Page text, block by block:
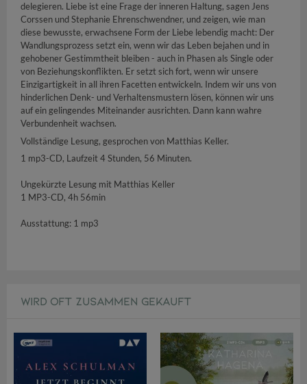
delegieren. Liebe ist eine Frage der inneren Haltung, sagen Jens
Corssen und Stephanie Ehrenschwendner, und zeigen, wie man
diese bewusste, erwachsene Form der Liebe lebendig macht: Der
Wandlungsprozess setzt ein, wenn wir das Leben bejahen und in
gehobener Gestimmtheit bleiben - auch in Phasen als Single oder
von Beziehungskonflikten. Er setzt sich fort, wenn wir unsere
Einzigartigkeit in all ihren Facetten entwickeln. Indem wir uns von
hinderlichen Denk- und Verhaltensmustern lösen, können wir uns
auf ein gelingendes Miteinander ausrichten. Dann kann wahre
Verbundenheit wachsen.
Vollständige Lesung, gesprochen von Matthias Keller.
1 mp3-CD, Laufzeit 4 Stunden, 56 Minuten.
Ungekürzte Lesung mit Matthias Keller
1 MP3-CD, 4h 56min
Ausstattung: 1 mp3
WIRD OFT ZUSAMMEN GEKAUFT